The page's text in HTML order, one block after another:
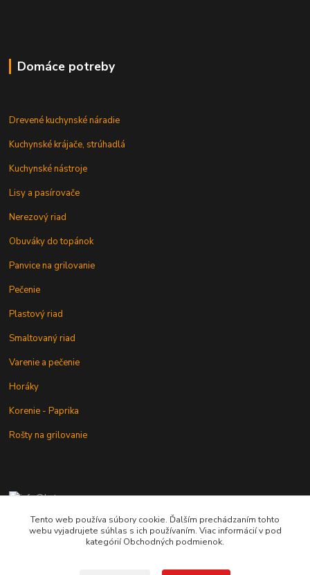
Domáce potreby
Drevené kuchynské náradie
Kuchynské krájače, strúhadlá
Kuchynské nástroje
Lisy a pasírovače
Nerezový riad
Obuváky do topánok
Panvice na grilovanie
Pečenie
Plastový riad
Smaltovaný riad
Varenie a pečenie
Horáky
Korenie - Paprika
Rošty na grilovanie
+421 902 212 007
od 8:00 - do 16:00 hod
Tento web používa súbory cookie. Ďalším prechádzaním tohto
webu vyjadrujete súhlas s ich používaním. Viac informácií v pod
kategórií Obchodných podmienok.